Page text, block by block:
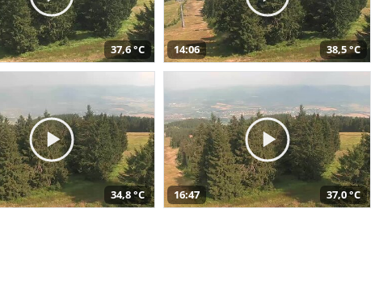
37,6 °C 14:06 38,5 °C
34,8 °C 16:47 37,0 °C